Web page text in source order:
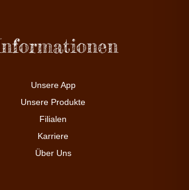
Unsere App
Unsere Produkte
Filialen
Karriere
Über Uns